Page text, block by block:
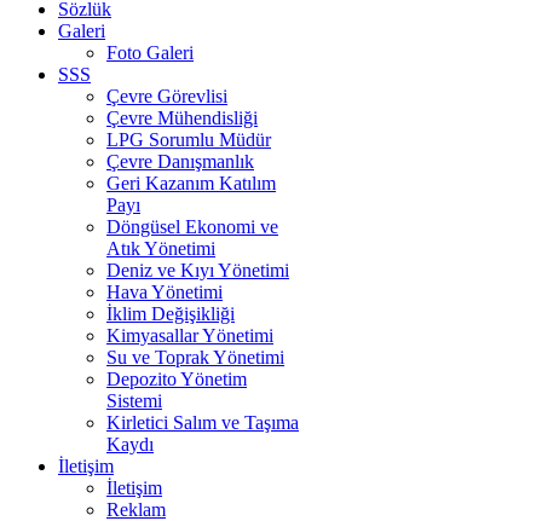
Sözlük
Galeri
Foto Galeri
SSS
Çevre Görevlisi
Çevre Mühendisliği
LPG Sorumlu Müdür
Çevre Danışmanlık
Geri Kazanım Katılım
Payı
Döngüsel Ekonomi ve
Atık Yönetimi
Deniz ve Kıyı Yönetimi
Hava Yönetimi
İklim Değişikliği
Kimyasallar Yönetimi
Su ve Toprak Yönetimi
Depozito Yönetim
Sistemi
Kirletici Salım ve Taşıma
Kaydı
İletişim
İletişim
Reklam